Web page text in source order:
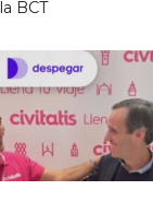
BCT